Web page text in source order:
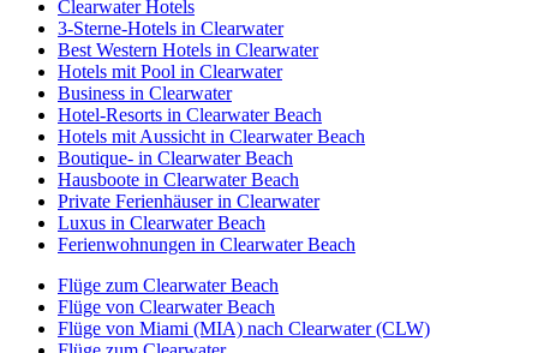
Clearwater Hotels
3-Sterne-Hotels in Clearwater
Best Western Hotels in Clearwater
Hotels mit Pool in Clearwater
Business in Clearwater
Hotel-Resorts in Clearwater Beach
Hotels mit Aussicht in Clearwater Beach
Boutique- in Clearwater Beach
Hausboote in Clearwater Beach
Private Ferienhäuser in Clearwater
Luxus in Clearwater Beach
Ferienwohnungen in Clearwater Beach
Flüge zum Clearwater Beach
Flüge von Clearwater Beach
Flüge von Miami (MIA) nach Clearwater (CLW)